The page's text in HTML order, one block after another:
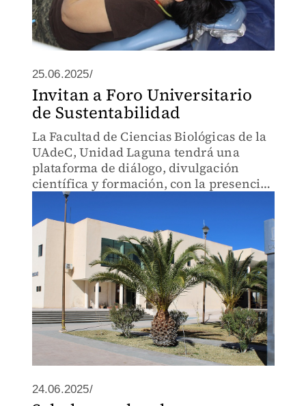
25.06.2025/
Invitan a Foro Universitario
de Sustentabilidad
La Facultad de Ciencias Biológicas de la
UAdeC, Unidad Laguna tendrá una
plataforma de diálogo, divulgación
científica y formación, con la presencia
de especialistas nacionales e
internacionales
24.06.2025/